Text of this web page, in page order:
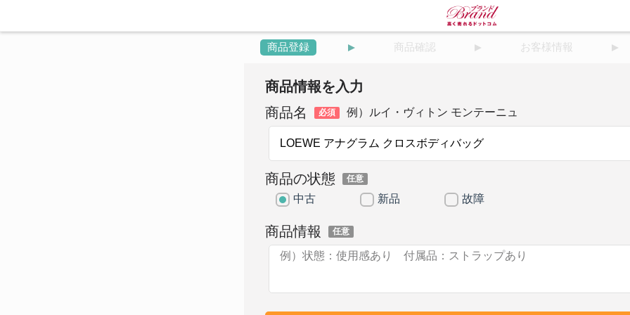
商品登録 商品確認 お客様情報
商品情報を入力
商品名
必須 例）ルイ・ヴィトン モンテーニュ
商品の状態 任意
中古 新品 故障
商品情報 任意